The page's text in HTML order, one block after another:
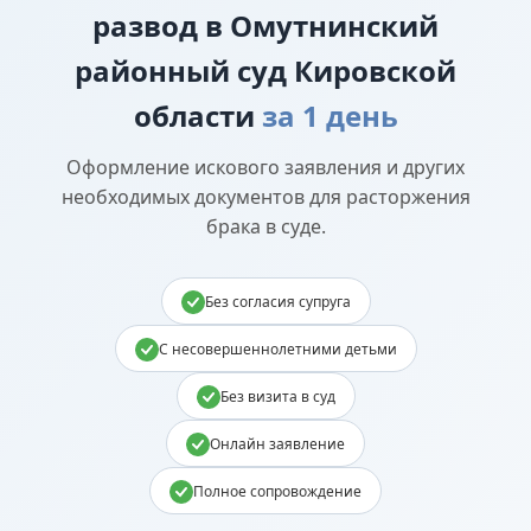
развод в Омутнинский
районный суд Кировской
области за 1 день
Оформление искового заявления и других
необходимых документов для расторжения
брака в суде.
Без согласия супруга
С несовершеннолетними детьми
Без визита в суд
Онлайн заявление
Полное сопровождение